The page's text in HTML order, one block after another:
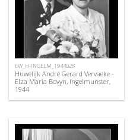
EW_H-INGELM_1944028
Huwelijk André Gerard Vervaeke -
Elza Maria Bovyn, Ingelmunster,
1944